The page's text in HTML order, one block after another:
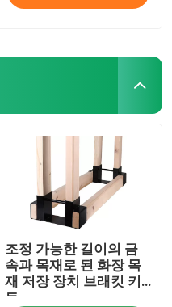
조정 가능한 길이의 금
속과 목재로 된 화장 목
재 저장 장치 브래킷 키
트